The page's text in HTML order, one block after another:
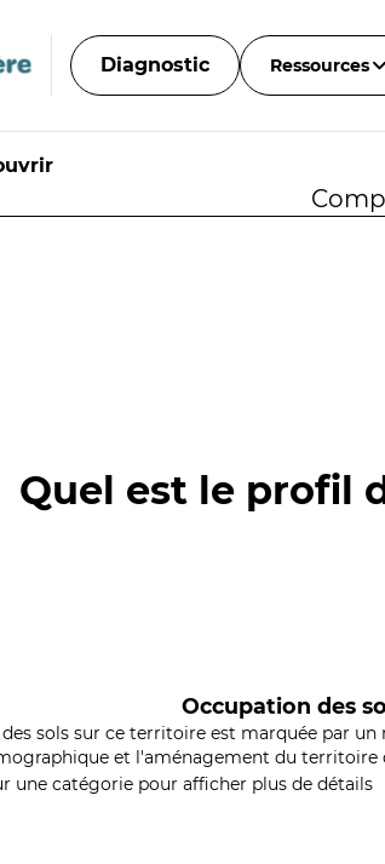
Diagnostic Ressources
Quel est le profil
Occupation des
sols sur ce territoire est marquée par
et l'aménagement du territoire
une catégorie pour afficher plus de détails